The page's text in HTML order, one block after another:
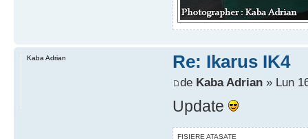
Re: Ikarus IK4
de Kaba Adrian» Lun
Update
FIŞIERE ATAŞATE
Kaba Adrian